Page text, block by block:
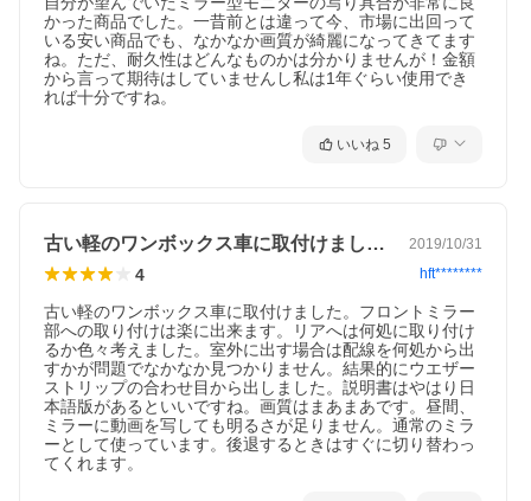
かった商品でした。一昔前とは違って今、市場に出回って
いる安い商品でも、なかなか画質が綺麗になってきてます
ね。ただ、耐久性はどんなものかは分かりませんが！金額
から言って期待はしていませんし私は1年ぐらい使用でき
れば十分ですね。
いいね 5
古い軽のワンボックス車に取付けました。… 2019/10/31
4 hft********
古い軽のワンボックス車に取付けました。フロントミラー
部への取り付けは楽に出来ます。リアへは何処に取り付け
るか色々考えました。室外に出す場合は配線を何処から出
すかが問題でなかなか見つかりません。結果的にウエザー
ストリップの合わせ目から出しました。説明書はやはり日
本語版があるといいですね。画質はまあまあです。昼間、
ミラーに動画を写しても明るさが足りません。通常のミラ
ーとして使っています。後退するときはすぐに切り替わっ
てくれます。